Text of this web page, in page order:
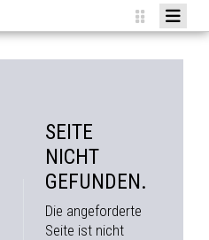
SEITE
NICHT
GEFUNDEN.
Die angeforderte
Seite ist nicht